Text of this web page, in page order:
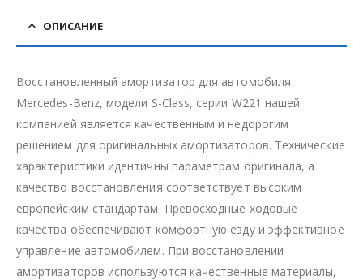
ОПИСАНИЕ
Восстановленный амортизатор для автомобиля
Mercedes-Benz, модели S-Class, серии W221 нашей
компанией является качественным и недорогим
решением для оригинальных амортизаторов. Технические
характеристики идентичны параметрам оригинала, а
качество восстановления соответствует высоким
европейским стандартам. Превосходные ходовые
качества обеспечивают комфортную езду и эффективное
управление автомобилем. При восстановлении
амортизаторов используются качественные материалы,